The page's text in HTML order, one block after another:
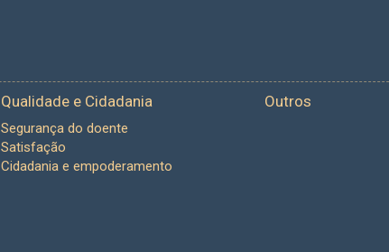
Qualidade e Cidadania
Segurança do doente
Satisfação
Cidadania e empoderamento
Outros